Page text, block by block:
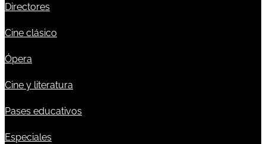
Directores
Cine clásico
Ópera
Cine y literatura
Pases educativos
Especiales